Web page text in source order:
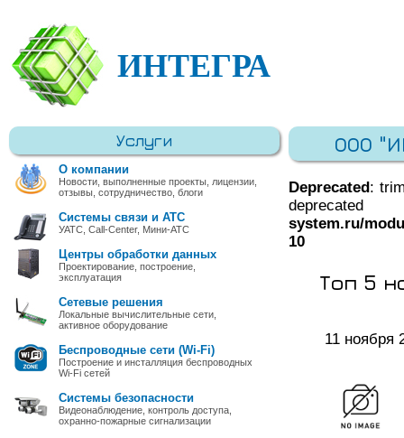
ИНТЕГРА
Услуги
О компании
Новости, выполненные проекты, лицензии,
отзывы, сотрудничество, блоги
Системы связи и АТС
УАТС, Call-Center, Мини-АТС
Центры обработки данных
Проектирование, построение,
эксплуатация
Сетевые решения
Локальные вычислительные сети,
активное оборудование
Беспроводные сети (Wi-Fi)
Построение и инсталляция беспроводных
Wi-Fi сетей
Системы безопасности
Видеонаблюдение, контроль доступа,
охранно-пожарные сигнализации
ООО
Deprecated:
system.ru/
10
Топ 5
11 ноября